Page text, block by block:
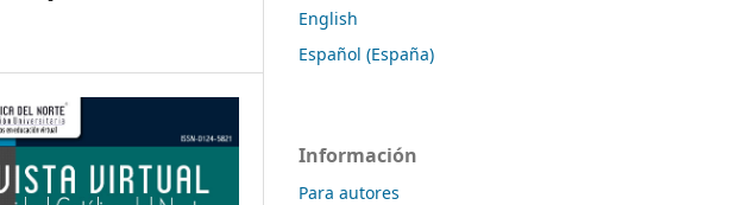
English
Español (España)
Información
Para autores